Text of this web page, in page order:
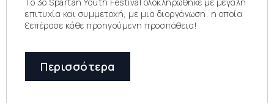
επιτυχία και συμμετοχή, με μια διοργάνωση, η οποία
ξεπέρασε κάθε προηγούμενη προσπάθεια!
Περισσότερα